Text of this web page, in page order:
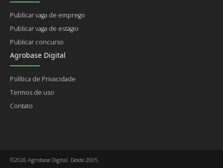
Publicar vaga de emprego
Publicar vaga de estágio
Publicar concurso
Agrobase Digital
Política de Privacidade
Termos de uso
Contato
©2026 Agrobase Digital. Desde 2005.